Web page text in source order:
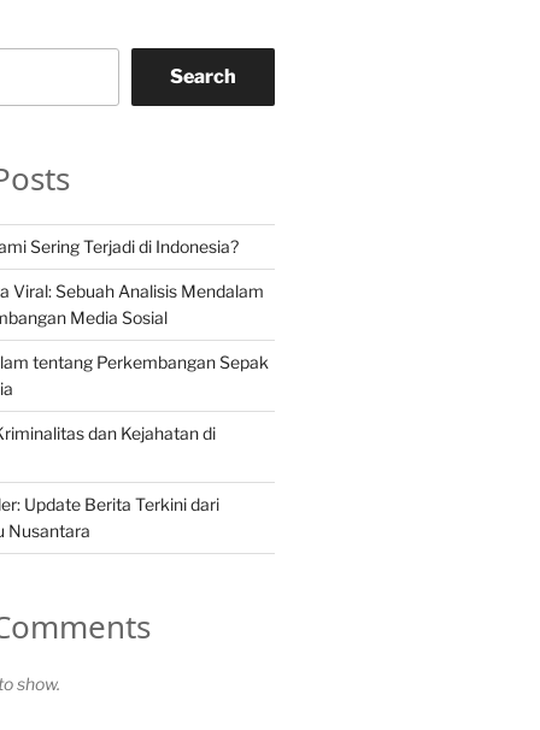
Search
Sering Terjadi di Indonesia?
Viral: Sebuah Analisis Mendalam
Media Sosial
tentang Perkembangan Sepak
dan Kejahatan di
Update Berita Terkini dari
Nusantara
show.